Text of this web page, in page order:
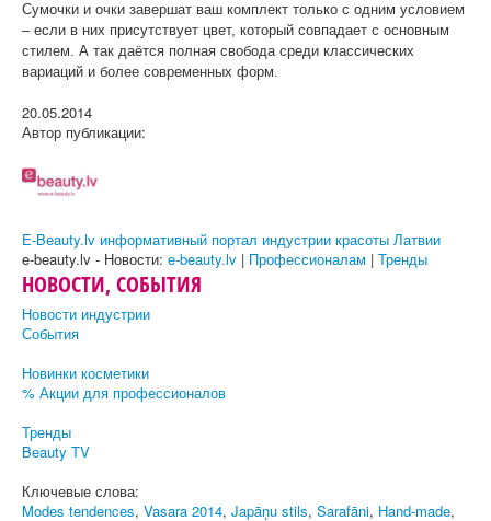
Сумочки и очки завершат ваш комплект только с одним условием
– если в них присутствует цвет, который совпадает с основным
стилем. А так даётся полная свобода среди классических
вариаций и более современных форм.
20.05.2014
Автор публикации:
E-Beauty.lv информативный портал индустрии красоты Латвии
e-beauty.lv - Новости: e-beauty.lv | Профессионалам | Тренды
НОВОСТИ, СОБЫТИЯ
Новости индустрии
События
Новинки косметики
% Акции для профессионалов
Тренды
Beauty TV
Ключевые слова:
Modes tendences, Vasara 2014, Japāņu stils, Sarafāni, Hand-made,